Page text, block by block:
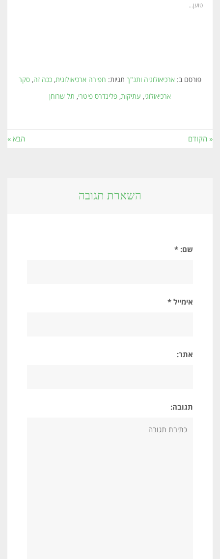
טוען...
פורסם ב: ארכיאולוגיה ותנ"ך תגיות: חפירה ארכיאולוגית, ככה זה, סקר
ארכיאולוגי, עתיקות, פלינדרס פיטרי, תל שרוחן
« הקודם הבא »
השארת תגובה
שם: *
אימייל *
אתר:
תגובה: